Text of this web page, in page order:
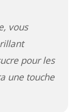
vous
pour les
une touche